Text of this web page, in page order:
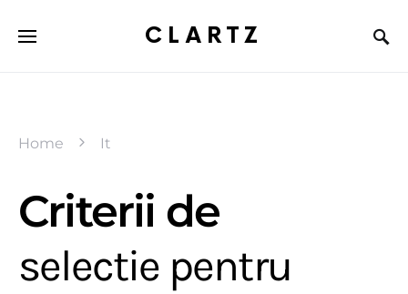
CLARTZ
Home It
Criterii de
selectie pentru